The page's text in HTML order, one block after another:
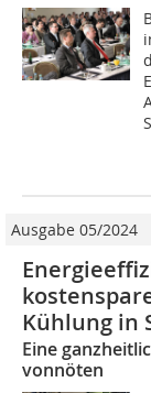
Ausgabe 05/2024
Kühlung in
Eine
vonnöten